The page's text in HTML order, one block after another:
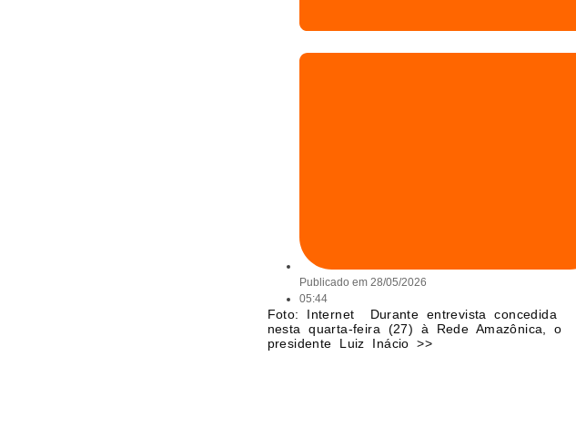
Publicado em 28/05/2026
05:44
Foto: Internet Durante entrevista concedida
nesta quarta-feira (27) à Rede Amazônica, o
presidente Luiz Inácio >>